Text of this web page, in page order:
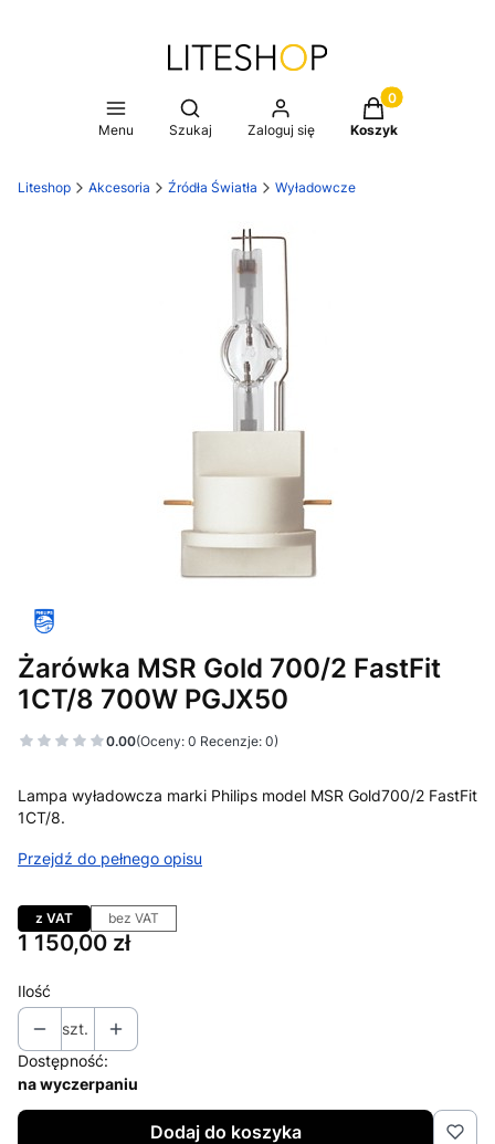
Menu
Otwórz wyszukiwarkę
Szukaj Zaloguj się
Produkty w
Koszyk
Liteshop Akcesoria Źródła Światła Wyładowcze
Żarówka MSR Gold 700/2 FastFit
1CT/8 700W PGJX50
0.00(Oceny: 0 Recenzje: 0)
Lampa wyładowcza marki Philips model MSR Gold700/2 FastFit
1CT/8.
Przejdź do pełnego opisu
z VAT bez VAT
Cena
1 150,00 zł
Ilość
szt.
Dostępność:
na wyczerpaniu
Dodaj do koszyka